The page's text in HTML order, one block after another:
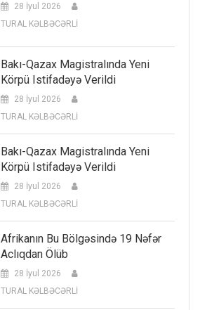
28 İyul 2026
TURAL KƏLBƏCƏRLİ
Bakı-Qazax Magistralında Yeni
Körpü Istifadəyə Verildi
28 İyul 2026
TURAL KƏLBƏCƏRLİ
Bakı-Qazax Magistralında Yeni
Körpü Istifadəyə Verildi
28 İyul 2026
TURAL KƏLBƏCƏRLİ
Afrikanın Bu Bölgəsində 19 Nəfər
Aclıqdan Ölüb
28 İyul 2026
TURAL KƏLBƏCƏRLİ